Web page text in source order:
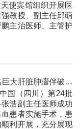
使宾馆组织开展医
教授、副主任邱萌
主治医师、主管护
第24批援莫桑比克医疗队成功抢救一名巨大肝脏肿瘤伴破裂出血患者
国（四川）第24批
浩副主任医师成功
患者实施手术，患
利开展，充分展现